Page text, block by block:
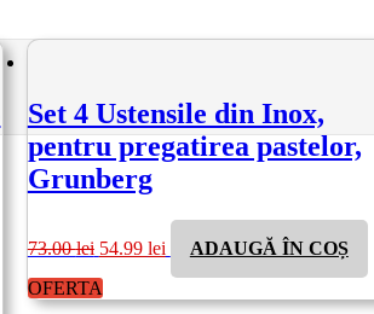
Set 4 Ustensile din Inox,
pentru pregatirea pastelor,
Grunberg
73.00lei inițial
fost:
54.99 lei
Prețul
curent
este:
ADAUGĂ ÎN COȘ
OFERTA